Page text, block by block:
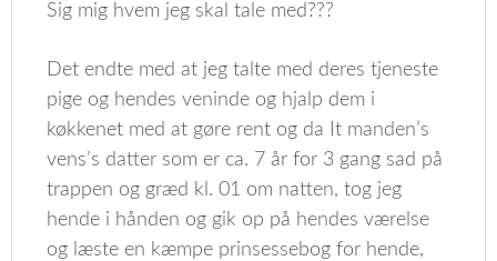
Sig mig hvem jeg skal tale med???
Det endte med at jeg talte med deres tjeneste
pige og hendes veninde og hjalp dem i
køkkenet med at gøre rent og da It manden’s
vens’s datter som er ca. 7 år for 3 gang sad på
trappen og græd kl. 01 om natten, tog jeg
hende i hånden og gik op på hendes værelse
og læste en kæmpe prinsessebog for hende,